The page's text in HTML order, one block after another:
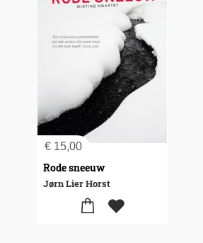
€15,00
Rode sneeuw
Jørn Lier Horst